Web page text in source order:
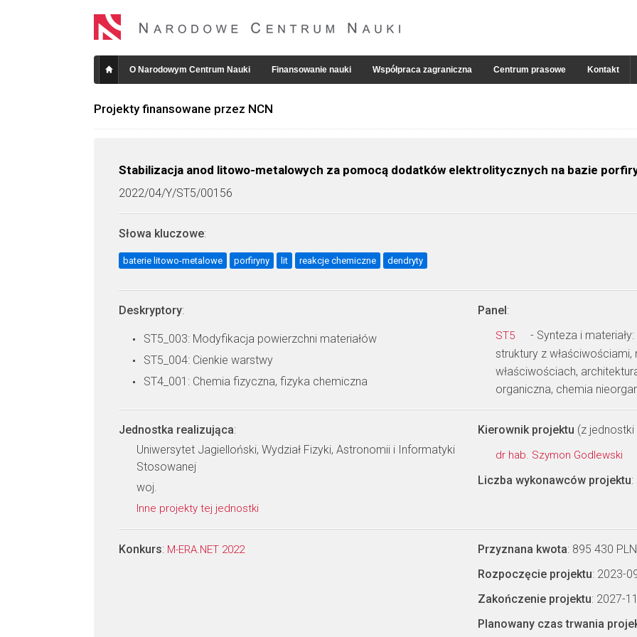
O Narodowym Centrum Nauki Finansowanie nauki Współpraca zagraniczna Centrum prasowe Kontakt
Projekty finansowane przez NCN
Stabilizacja anod litowo-metalowych za pomocą dodatków elektrolitycznych na bazie
2022/04/Y/ST5/00156
Słowa kluczowe:
baterie litowo-metalowe porfiryny lit reakcje chemiczne dendryty
Deskryptory:
ST5_003: Modyfikacja powierzchni materiałów
ST5_004: Cienkie warstwy
ST4_001: Chemia fizyczna, fizyka chemiczna
Panel:
ST5
- Synteza i
struktury z
właściwościach,
organiczna, chemia
Jednostka realizująca:
Uniwersytet Jagielloński, Wydział Fizyki, Astronomii i Informatyki
Stosowanej
woj.
Inne projekty tej jednostki
Kierownik projektu (z jednostki
dr hab. Szymon Godlewski
Liczba wykonawców projektu:
Konkurs: M-ERA.NET 2022 Przyznana kwota: 895 430 PLN
Rozpoczęcie projektu: 2023-
Zakończenie projektu: 2027-
Planowany czas trwania